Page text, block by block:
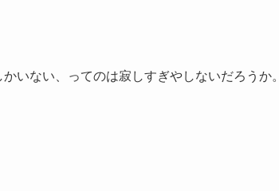
いない、ってのは寂しすぎやしないだろうか。